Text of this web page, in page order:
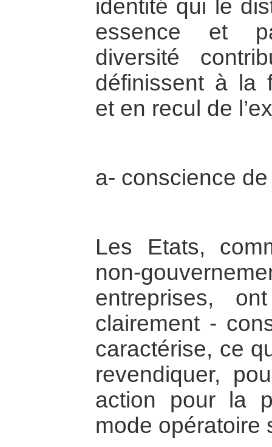
identité qui le
essence et
diversité
définissent à la
et en recul de
a- conscience
Les Etats,
non-
entreprises,
clairement -
caractérise, ce
revendiquer,
action pour la
mode opératoire